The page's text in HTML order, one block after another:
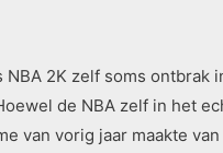
2K zelf soms
de NBA zelf in het
van vorig jaar maakte